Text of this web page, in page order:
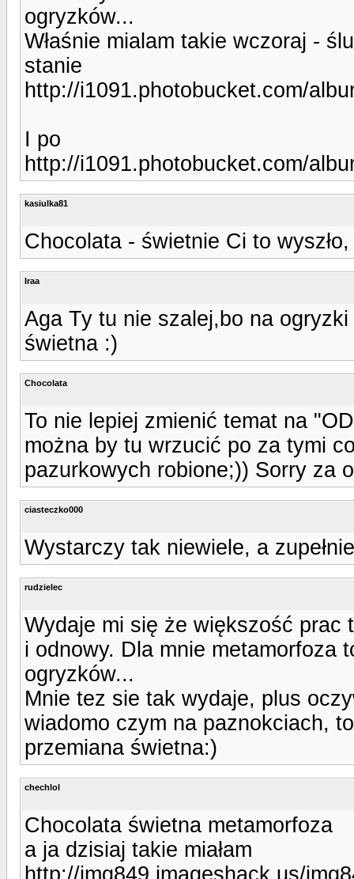
ogryzków...
Właśnie mialam takie wczoraj -
stanie
http://i1091.photobucket.com/
I po
http://i1091.photobucket.com/
kasiulka81
Chocolata - świetnie Ci to
Iraa
Aga Ty tu nie szalej,bo na
świetna :)
Chocolata
To nie lepiej zmienić temat na
można by tu wrzucić po za tymi
pazurkowych robione;)) Sorry za
ciasteczko000
Wystarczy tak niewiele, a
rudzielec
Wydaje mi się że większość prac
i odnowy. Dla mnie metamorfoza
ogryzków...
Mnie tez sie tak wydaje, plus
wiadomo czym na paznokciach,
przemiana świetna:)
chechlol
Chocolata świetna metamorfoza
a ja dzisiaj takie miałam
http://img849.imageshack.us/